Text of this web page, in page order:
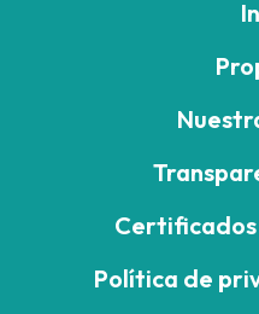
Certificados
Política de